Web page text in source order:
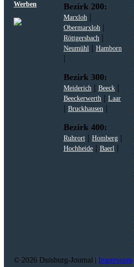
Werben
Bezirk 200:
Marxloh|
Obermarxloh|
Röttgersbach|
Neumühl| Hamborn
|
Bezirk 300:
Meiderich| Beeck|
Beeckerwerth| Laar
| Bruckhausen|
Bezirk 400:
Ruhrort| Homberg|
Hochheide| Baerl|
© 2026 Duisburg-Journal | Impressum